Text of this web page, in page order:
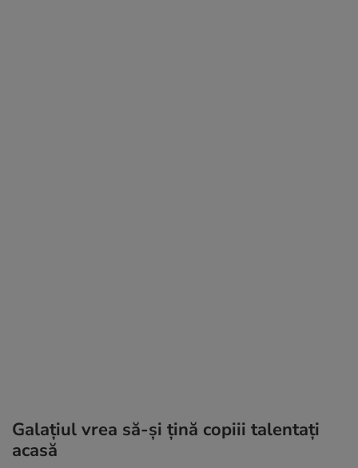
Galațiul vrea să-și țină copiii talentați
acasă